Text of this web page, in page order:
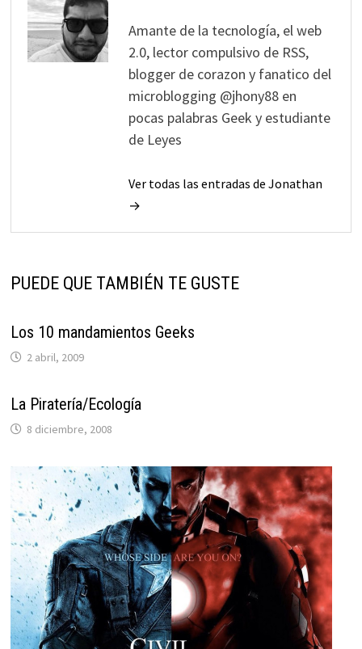
Amante de la tecnología, el web
2.0, lector compulsivo de RSS,
blogger de corazon y fanatico del
microblogging @jhony88 en
pocas palabras Geek y estudiante
de Leyes
Ver todas las entradas de Jonathan
→
PUEDE QUE TAMBIÉN TE GUSTE
Los 10 mandamientos Geeks
2 abril, 2009
La Piratería/Ecología
8 diciembre, 2008